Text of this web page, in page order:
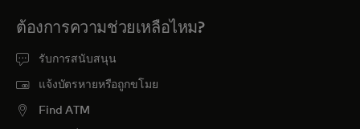
ต้องการความช่วยเหลือไหม?
รับการสนับสนุน
แจ้งบัตรหายหรือถูกขโมย
Find ATM